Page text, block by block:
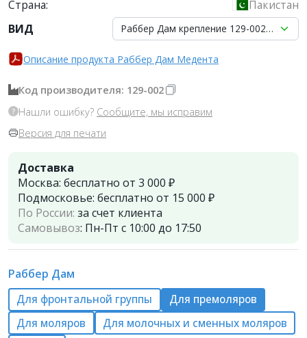
Страна:
Пакистан
ВИД
Раббер Дам крепление 129-002,
Описание продукта Раббер Дам Медента
Код производителя: 129-002
Нашли ошибку? Сообщите, мы исправим
Версия для печати
Доставка
Москва: бесплатно от 3 000 ₽
Подмосковье: бесплатно от 15 000 ₽
По России: за счет клиента
Самовывоз: Пн-Пт с 10:00 до 17:50
Раббер Дам
Для фронтальной группы
Для премоляров
Для моляров
Для молочных и сменных моляров